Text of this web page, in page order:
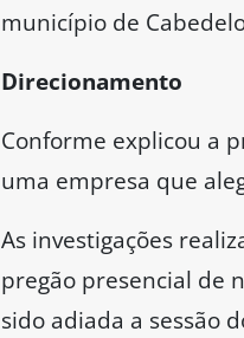
município de
Direcionamento
Conforme explicou a
uma empresa que
As investigações
pregão presencial de
sido adiada a sessão